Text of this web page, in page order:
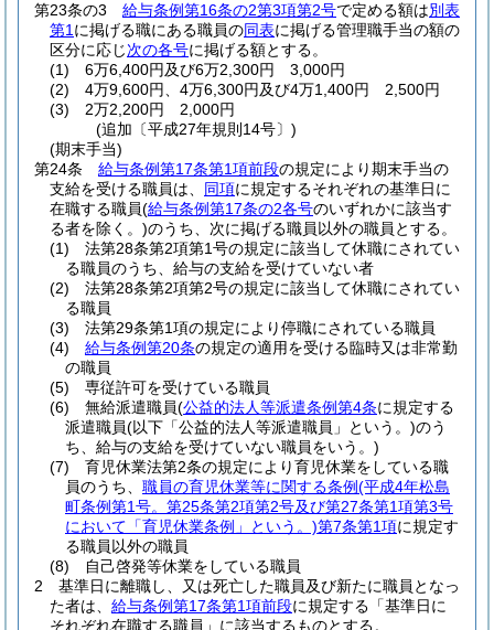
第23条の3
給与条例第16条の2第3項第2号で定める額は別表
第1 に掲げる職にある職員の同表に掲げる管理職手当の額の
区分に応じ次の各号に掲げる額とする。
(1)
6万6,400円及び6万2,300円 3,000円
(2)
4万9,600円、4万6,300円及び4万1,400円 2,500円
(3)
2万2,200円 2,000円
(追加〔平成27年規則14号〕)
(期末手当)
第24条
給与条例第17条第1項前段の規定により期末手当の
支給を受ける職員は、 同項に規定するそれぞれの基準日に
在職する職員(給与条例第17条の2各号のいずれかに該当す
る者を除く。)のうち、次に掲げる職員以外の職員とする。
(1)
法第28条第2項第1号の規定に該当して休職にされてい
る職員のうち、給与の支給を受けていない者
(2)
法第28条第2項第2号の規定に該当して休職にされてい
る職員
(3)
法第29条第1項の規定により停職にされている職員
(4)
給与条例第20条の規定の適用を受ける臨時又は非常勤
の職員
(5)
専従許可を受けている職員
(6)
無給派遣職員(公益的法人等派遣条例第4条に規定する
派遣職員(以下「公益的法人等派遣職員」という。)のう
ち、給与の支給を受けていない職員をいう。)
(7)
育児休業法第2条の規定により育児休業をしている職
員のうち、 職員の育児休業等に関する条例(平成4年松島
町条例第1号。第25条第2項第2号及び第27条第1項第3号
において「育児休業条例」という。)第7条第1項に規定す
る職員以外の職員
(8)
自己啓発等休業をしている職員
2
基準日に離職し、又は死亡した職員及び新たに職員となっ
た者は、 給与条例第17条第1項前段に規定する「基準日に
それぞれ在職する職員」に該当するものとする。